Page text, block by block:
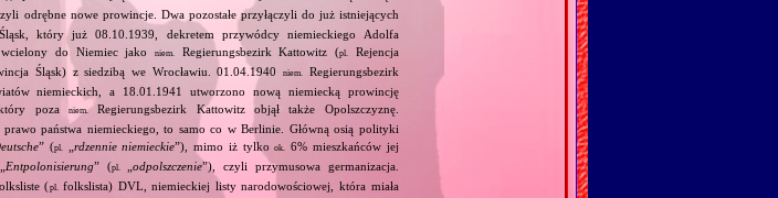
odrębne nowe prowincje. Dwa pozostałe przyłączyli do już istniejących
który już 08.10.1939, dekretem przywódcy niemieckiego Adolfa
wcielony do Niemiec jako
niem. Regierungsbezirk Kattowitz (pl.
Rejencja
Śląsk) z siedzibą we Wrocławiu. 01.04.1940 niem.
Regierungsbezirk
niemieckich, a 18.01.1941 utworzono nową niemiecką prowincję
który pozaniem.Regierungsbezirk Kattowitz objął także Opolszczyznę.
państwa niemieckiego, to samo co w Berlinie. Główną osią polityki
” (pl. rdzennie niemieckie”), mimo iż tylkook. 6% mieszkańców jej
Entpolonisierung” (pl. „odpolszczenie”), czyli przymusowa germanizacja.
(pl. folkslista) DVL, niemieckiej listy narodowościowej, która miała